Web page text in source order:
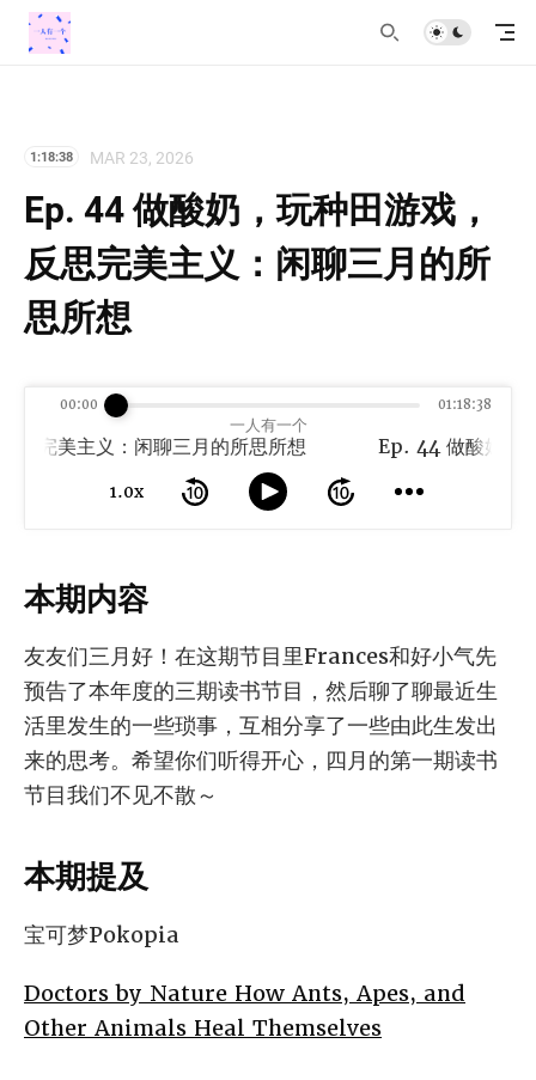
1:18:38 MAR 23, 2026
Ep. 44 做酸奶，玩种田游戏，
反思完美主义：闲聊三月的所
思所想
一人有一个
完美主义：闲聊三月的所思所想
1.0x
00:00 01:18:38
本期内容
友友们三月好！在这期节目里Frances和好小气先
预告了本年度的三期读书节目，然后聊了聊最近生
活里发生的一些琐事，互相分享了一些由此生发出
来的思考。希望你们听得开心，四月的第一期读书
节目我们不见不散～
本期提及
宝可梦Pokopia
Doctors by Nature How Ants, Apes, and
Other Animals Heal Themselves